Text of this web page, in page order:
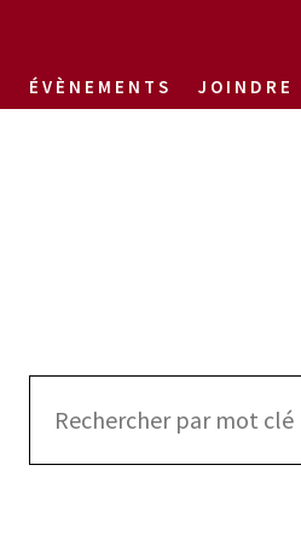
ÉVÈNEMENTS JOINDRE
Search